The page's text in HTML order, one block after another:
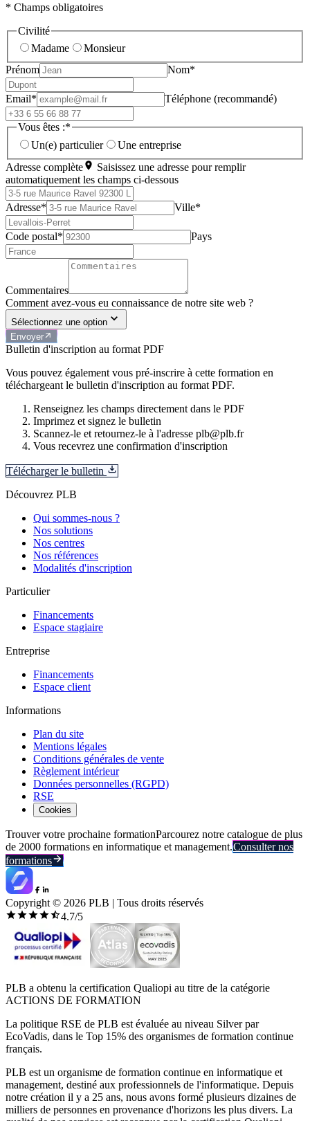
* Champs obligatoires
Civilité
Madame
Monsieur
Prénom
Nom*
Email* Téléphone (recommandé)
Vous êtes :*
Un(e) particulier
Une entreprise
Adresse complète
Saisissez une adresse pour remplir
automatiquement les champs ci-dessous
Adresse* Ville*
Code postal* Pays
Commentaires
Comment avez-vous eu connaissance de notre site web ?
Sélectionnez une option
Envoyer
Bulletin d'inscription au format PDF
Vous pouvez également vous pré-inscrire à cette formation en
téléchargeant le bulletin d'inscription au format PDF.
Renseignez les champs directement dans le PDF
Imprimez et signez le bulletin
Scannez-le et retournez-le à l'adresse plb@plb.fr
Vous recevrez une confirmation d'inscription
Télécharger le bulletin
Découvrez PLB
Qui sommes-nous ?
Nos solutions
Nos centres
Nos références
Modalités d'inscription
Particulier
Financements
Espace stagiaire
Entreprise
Financements
Espace client
Informations
Plan du site
Mentions légales
Conditions générales de vente
Règlement intérieur
Données personnelles (RGPD)
RSE
Cookies
Trouver votre prochaine formationParcourez notre catalogue de plus
de 2000 formations en informatique et management.Consulter nos
formations
Copyright © 2026 PLB | Tous droits réservés
4.7/5
PLB a obtenu la certification Qualiopi au titre de la catégorie
ACTIONS DE FORMATION
La politique RSE de PLB est évaluée au niveau Silver par
EcoVadis, dans le Top 15% des organismes de formation continue
français.
PLB est un organisme de formation continue en informatique et
management, destiné aux professionnels de l'informatique. Depuis
notre création il y a 25 ans, nous avons formé plusieurs dizaines de
milliers de personnes en provenance d'horizons les plus divers. La